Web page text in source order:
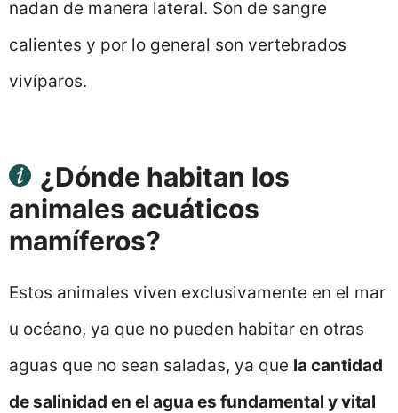
nadan de manera lateral. Son de sangre
calientes y por lo general son vertebrados
vivíparos.
¿Dónde habitan los
animales acuáticos
mamíferos?
Estos animales viven exclusivamente en el mar
u océano, ya que no pueden habitar en otras
aguas que no sean saladas, ya que la cantidad
de salinidad en el agua es fundamental y vital